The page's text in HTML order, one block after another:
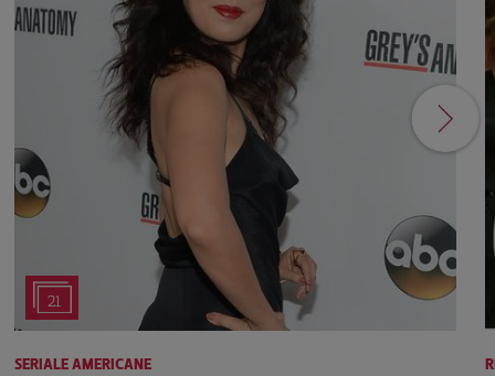
21
SERIALE AMERICANE